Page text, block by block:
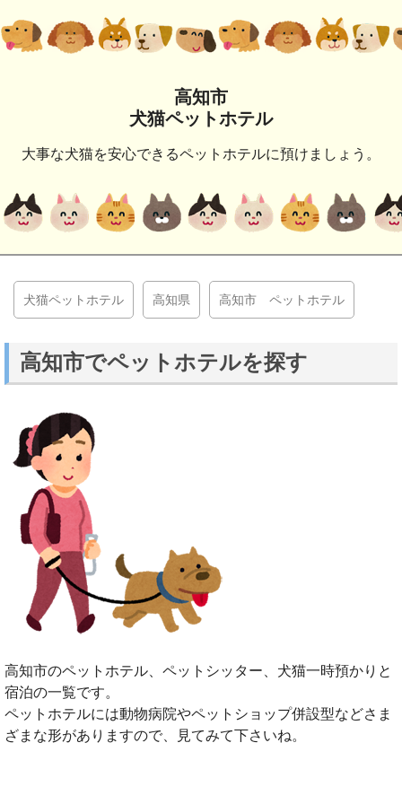
高知市
犬猫ペットホテル
大事な犬猫を安心できるペットホテルに預けましょう。
犬猫ペットホテル 高知県 高知市 ペットホテル
高知市でペットホテルを探す
高知市のペットホテル、ペットシッター、犬猫一時預かりと
宿泊の一覧です。
ペットホテルには動物病院やペットショップ併設型などさま
ざまな形がありますので、見てみて下さいね。